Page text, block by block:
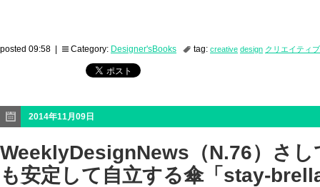
posted 09:58 | Category: Designer'sBooks tag: creative design クリエイティブ
2014年11月09日
WeeklyDesignNews（N.76）さし
も安定して自立する傘「stay-